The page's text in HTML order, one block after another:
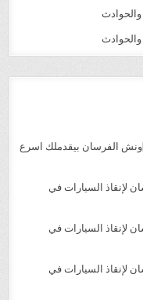
الفرسان بيقدملك اسرع
لإنقاذ السيارات في
لإنقاذ السيارات في
لإنقاذ السيارات في